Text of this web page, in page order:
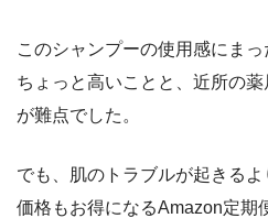
このシャンプーの使用感にまっ
ちょっと高いことと、近所の
が難点でした。
でも、肌のトラブルが起きるよ
価格もお得になるAmazon定期